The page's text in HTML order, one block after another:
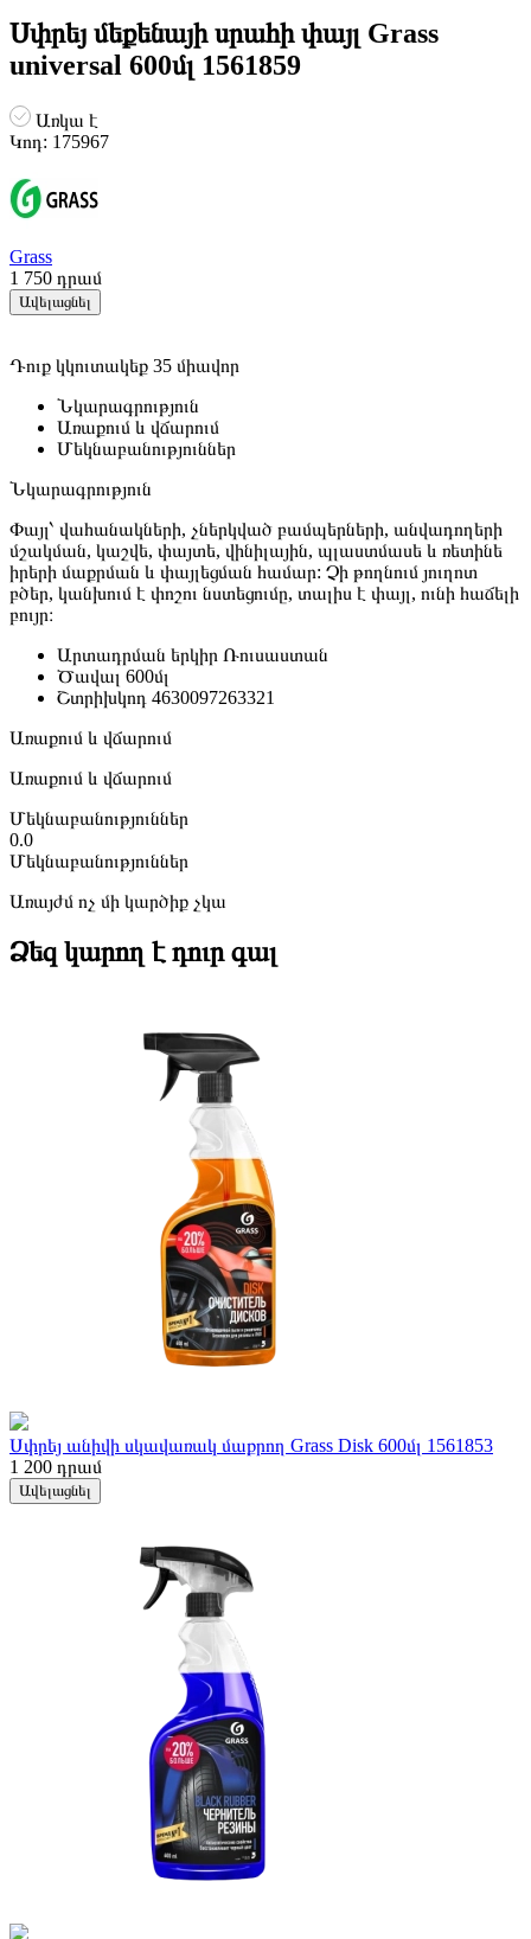
Սփրեյ մեքենայի սրահի փայլ Grass
universal 600մլ 1561859
Առկա է
Կոդ: 175967
Grass
1 750 դրամ
Ավելացնել
Դուք կկուտակեք 35 միավոր
Նկարագրություն
Առաքում և վճարում
Մեկնաբանություններ
Նկարագրություն
Փայլ՝ վահանակների, չներկված բամպերների, անվադողերի
մշակման, կաշվե, փայտե, վինիլային, պլաստմասե և ռետինե
իրերի մաքրման և փայլեցման համար: Չի թողնում յուղոտ
բծեր, կանխում է փոշու նստեցումը, տալիս է փայլ, ունի հաճելի
բույր։
Արտադրման երկիր Ռուսաստան
Ծավալ 600մլ
Շտրիխկոդ 4630097263321
Առաքում և վճարում
Առաքում և վճարում
Մեկնաբանություններ
0.0
Մեկնաբանություններ
Առայժմ ոչ մի կարծիք չկա
Ձեզ կարող է դուր գալ
Սփրեյ անիվի սկավառակ մաքրող Grass Disk 600մլ 1561853
1 200 դրամ
Ավելացնել